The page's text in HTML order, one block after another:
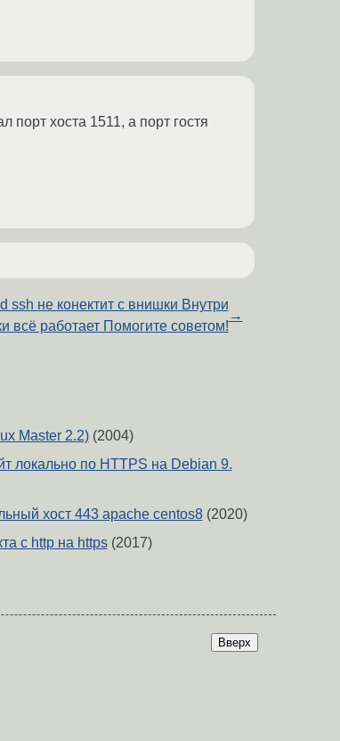
порт хоста 1511, а порт гостя
ssh не конектит с внишки Внутри
всё работает Помогите советом!
→
Master 2.2)(2004)
локально по HTTPS на Debian 9.
хост 443 apache centos8(2020)
с http на https(2017)
Вверх